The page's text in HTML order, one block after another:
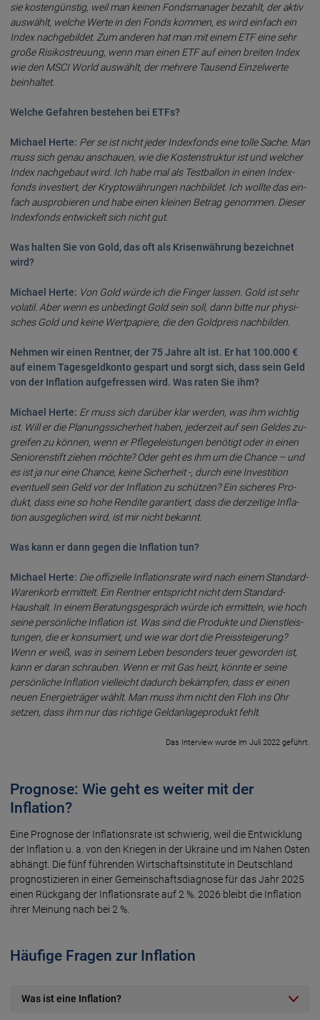
sie kosten­güns­tig, weil man keinen Fonds­mana­ger be­zahlt, der aktiv
aus­wählt, welche Werte in den Fonds kom­men, es wird ein­fach ein
Index nach­ge­bil­det. Zum ande­ren hat man mit einem ETF eine sehr
gro­ße Risiko­streu­ung, wenn man einen ETF auf einen brei­ten Index
wie den MSCI World aus­wählt, der mehre­re Tau­send Einzel­wer­te
bein­hal­tet.
Welche Gefahren bestehen bei ETFs?
Michael Herte: Per se ist nicht jeder Index­fonds eine tolle Sache. Man
muss sich genau an­schau­en, wie die Kosten­struk­tur ist und welcher
Index nach­ge­baut wird. Ich habe mal als Test­bal­lon in einen Index­
fonds inves­tiert, der Krypto­währun­gen nach­bil­det. Ich woll­te das ein­
fach aus­pro­bie­ren und habe einen klei­nen Be­trag genom­men. Dieser
Index­fonds entwickelt sich nicht gut.
Was halten Sie von Gold, das oft als Krisen­wäh­rung bezeich­net
wird?
Michael Herte: Von Gold würde ich die Finger las­sen. Gold ist sehr
vola­til. Aber wenn es unbe­dingt Gold sein soll, dann bitte nur physi­
sches Gold und keine Wert­papie­re, die den Gold­preis nach­bilden.
Nehmen wir einen Rentner, der 75 Jahre alt ist. Er hat 100.000 €
auf einem Tages­geld­konto ge­spart und sorgt sich, dass sein Geld
von der Infla­tion auf­ge­fres­sen wird. Was raten Sie ihm?
Michael Herte: Er muss sich darü­ber klar wer­den, was ihm wich­tig
ist. Will er die Planungs­sicher­heit haben, jeder­zeit auf sein Geldes zu­
grei­fen zu kön­nen, wenn er Pflege­leis­tun­gen benö­tigt oder in einen
Senioren­stift ziehen möchte? Oder geht es ihm um die Chance – und
es ist ja nur eine Chance, keine Sicher­heit -, durch eine Investi­tion
even­tu­ell sein Geld vor der Infla­tion zu schüt­zen? Ein siche­res Pro­
dukt, dass eine so ho­he Ren­dite garan­tiert, dass die der­zeiti­ge Infla­
tion aus­gegli­chen wird, ist mir nicht be­kannt.
Was kann er dann gegen die Infl­ation tun?
Michael Herte: Die offi­zielle Infla­tions­rate wird nach einem Stand­ard-
Waren­korb er­mit­telt. Ein Rent­ner ent­spricht nicht dem Stand­ard-
Haus­halt. In einem Beratungs­ge­spräch würde ich ermit­teln, wie hoch
seine persön­liche Infla­tion ist. Was sind die Produk­te und Dienst­leis­
tun­gen, die er konsu­miert, und wie war dort die Preis­steige­rung?
Wenn er weiß, was in seinem Leben beson­ders teuer gewor­den ist,
kann er daran schrau­ben. Wenn er mit Gas heizt, könnte er seine
persön­liche Infla­tion viel­leicht da­durch bekämp­fen, dass er einen
neuen Energie­trä­ger wählt. Man muss ihm nicht den Floh ins Ohr
setzen, dass ihm nur das rich­tige Geld­an­lage­pro­dukt fehlt.
Das Interview wurde im Juli 2022 geführt.
Prognose: Wie geht es weiter mit der
Inflation?
Eine Prognose der Infla­tions­rate ist schwie­rig, weil die Ent­wick­lung
der Infla­tion u. a. von den Kriegen in der Ukraine und im Nahen Osten
abhängt. Die fünf führenden Wirtschaftsinstitute in Deutschland
prognostizieren in einer Gemeinschaftsdiagnose für das Jahr 2025
einen Rückgang der Inflationsrate auf 2 %. 2026 bleibt die Inflation
ihrer Meinung nach bei 2 %.
Häufige Fragen zur Inflation
Was ist eine Inflation?